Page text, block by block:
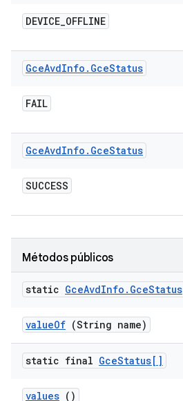
DEVICE_OFFLINE
GceAvdInfo . GceStatus
FAIL
GceAvdInfo . GceStatus
SUCCESS
Métodos públicos
static GceAvdInfo . GceStatus
valueOf (String name)
static final GceStatus[]
values ()